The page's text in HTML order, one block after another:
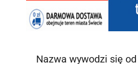
Nazwa wywodzi się